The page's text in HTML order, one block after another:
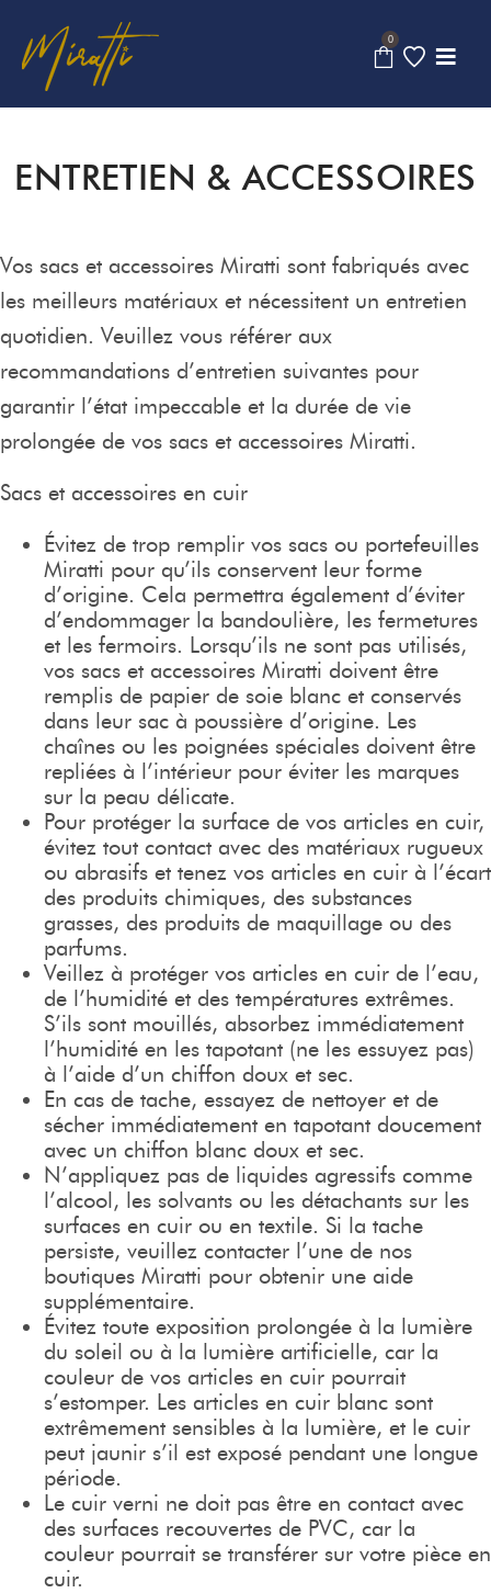
0
ENTRETIEN & ACCESSOIRES
Vos sacs et accessoires Miratti sont fabriqués avec
les meilleurs matériaux et nécessitent un entretien
quotidien. Veuillez vous référer aux
recommandations d’entretien suivantes pour
garantir l’état impeccable et la durée de vie
prolongée de vos sacs et accessoires Miratti.
Sacs et accessoires en cuir
Évitez de trop remplir vos sacs ou portefeuilles
Miratti pour qu’ils conservent leur forme
d’origine. Cela permettra également d’éviter
d’endommager la bandoulière, les fermetures
et les fermoirs. Lorsqu’ils ne sont pas utilisés,
vos sacs et accessoires Miratti doivent être
remplis de papier de soie blanc et conservés
dans leur sac à poussière d’origine. Les
chaînes ou les poignées spéciales doivent être
repliées à l’intérieur pour éviter les marques
sur la peau délicate.
Pour protéger la surface de vos articles en cuir,
évitez tout contact avec des matériaux rugueux
ou abrasifs et tenez vos articles en cuir à l’écart
des produits chimiques, des substances
grasses, des produits de maquillage ou des
parfums.
Veillez à protéger vos articles en cuir de l’eau,
de l’humidité et des températures extrêmes.
S’ils sont mouillés, absorbez immédiatement
l’humidité en les tapotant (ne les essuyez pas)
à l’aide d’un chiffon doux et sec.
En cas de tache, essayez de nettoyer et de
sécher immédiatement en tapotant doucement
avec un chiffon blanc doux et sec.
N’appliquez pas de liquides agressifs comme
l’alcool, les solvants ou les détachants sur les
surfaces en cuir ou en textile. Si la tache
persiste, veuillez contacter l’une de nos
boutiques Miratti pour obtenir une aide
supplémentaire.
Évitez toute exposition prolongée à la lumière
du soleil ou à la lumière artificielle, car la
couleur de vos articles en cuir pourrait
s’estomper. Les articles en cuir blanc sont
extrêmement sensibles à la lumière, et le cuir
peut jaunir s’il est exposé pendant une longue
période.
Le cuir verni ne doit pas être en contact avec
des surfaces recouvertes de PVC, car la
couleur pourrait se transférer sur votre pièce en
cuir.